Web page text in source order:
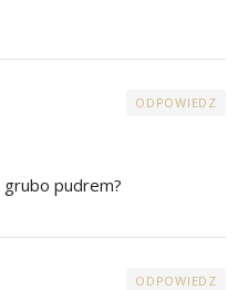
ODPOWIEDZ
pudrem?
ODPOWIEDZ